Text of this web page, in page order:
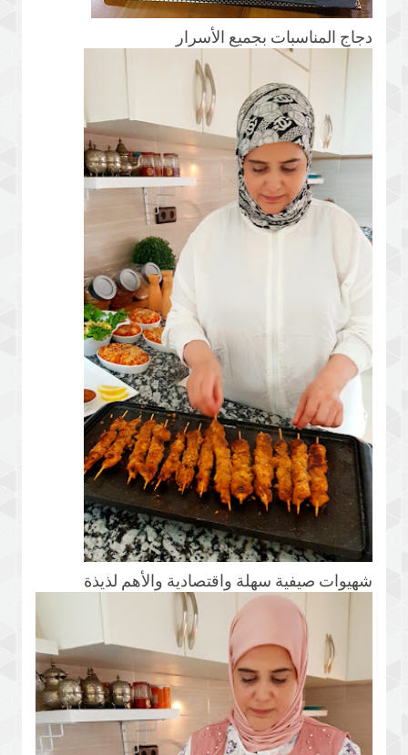
دجاج المناسبات بجميع الأسرار
شهيوات صيفية سهلة واقتصادية والأهم لذيذة